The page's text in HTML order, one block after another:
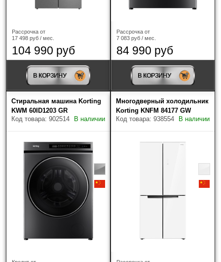
Рассрочка от
17 498 руб / мес.
104 990 руб
В КОРЗИНУ
Рассрочка от
7 083 руб / мес.
84 990 руб
В КОРЗИНУ
Стиральная машина Korting
KWM 60ID1203 GR
Код товара: 902514
В наличии
Многодверный холодильник
Korting KNFM 84177 GW
Код товара: 938554
В наличии